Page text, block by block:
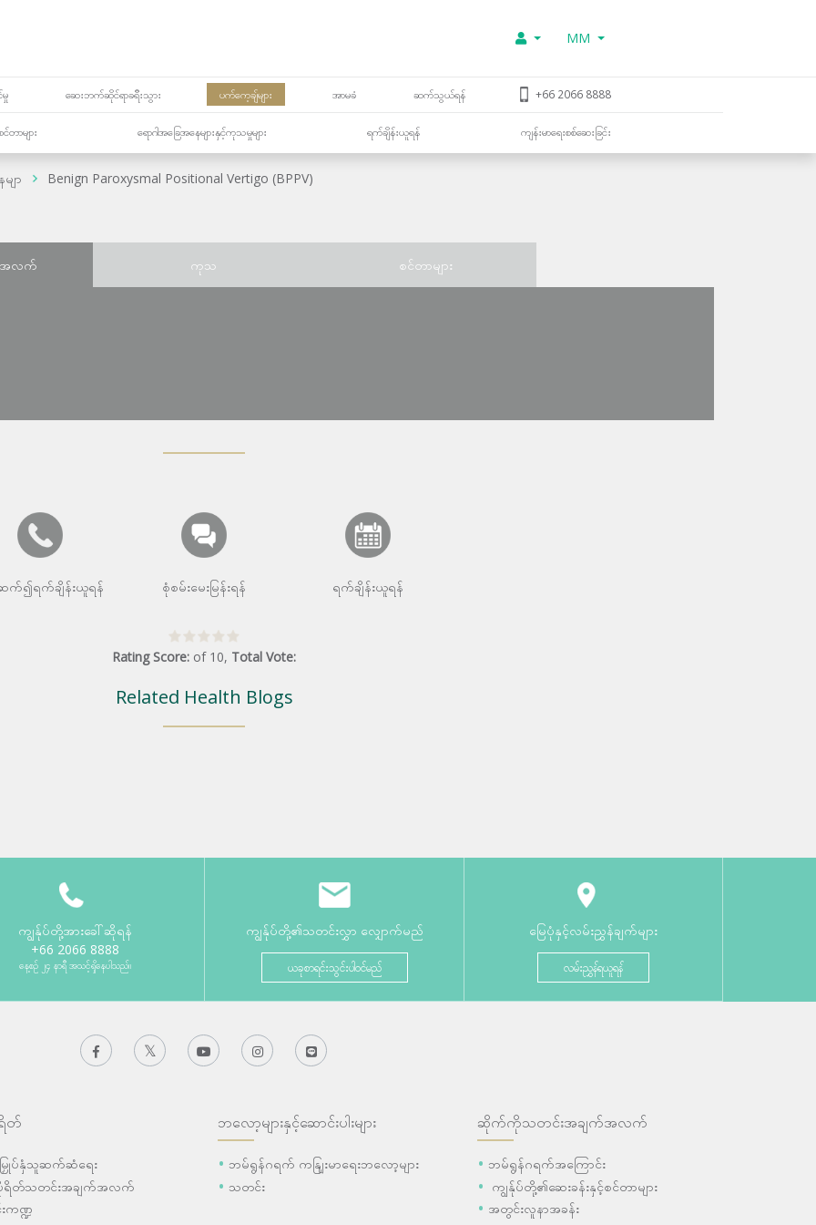
MM
မှု ဆေးဘက်ဆိုင်ရာခရီးသွား ပက်ကေ့ချ်များ အာမခံ ဆက်သွယ်ရန် +66 2066 8888
ာများ ရောဂါအခြေအနေများနှင့်ကုသမှုများ ရက်ချိန်းယူရန် ကျန်းမာရေးစစ်ဆေးခြင်း
ျာ Benign Paroxysmal Positional Vertigo (BPPV)
အလက် ကုသ စင်တာများ
က်၍ရက်ချိန်းယူရန် စုံစမ်းမေးမြန်းရန် ရက်ချိန်းယူရန်
Rating Score: of 10, Total Vote:
Related Health Blogs
ကျွန်ုပ်တို့အားခေါ်ဆိုရန်
+66 2066 8888
နေ့စဉ် ၂၄ နာရီ အသင့်ရှိနေပါသည်။
ကျွန်ုပ်တို့၏သတင်းလွှာ လျှောက်မည်
ယခုစာရင်းသွင်းပါဝင်မည်
မြေပုံနှင့်လမ်းညွှန်ချက်များ
လမ်းညွှန်ရယူရန်
တ်
မြှုပ်နှံသူဆက်ဆံရေး
ရိတ်သတင်းအချက်အလက်
ကဏ္ဍ
ဘလော့များနှင့်ဆောင်းပါးများ
ဘမ်ရွန်ဂရက် ကနျြးမာရေးဘလော့များ
သတင်း
ဆိုက်ကိုသတင်းအချက်အလက်
ဘမ်ရွန်ဂရက်အကြောင်း
ကျွန်ုပ်တို့၏ဆေးခန်းနှင့်စင်တာများ
အတွင်းလူနာအခန်း